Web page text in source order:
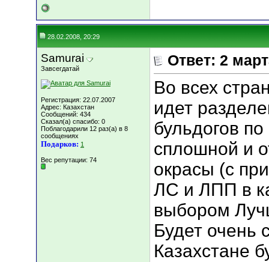
28.02.2008, 20:29
Samurai
Завсегдатай
Регистрация: 22.07.2007
Адрес: Казахстан
Сообщений: 434
Сказал(а) спасибо: 0
Поблагодарили 12 раз(а) в 8
сообщениях
Подарков: 1
Вес репутации: 74
Ответ: 2
Во всех
идет
бульдогов
сплошной и
окрасы (с
ЛС и ЛПП в
выбором
Будет очень
Казахстане